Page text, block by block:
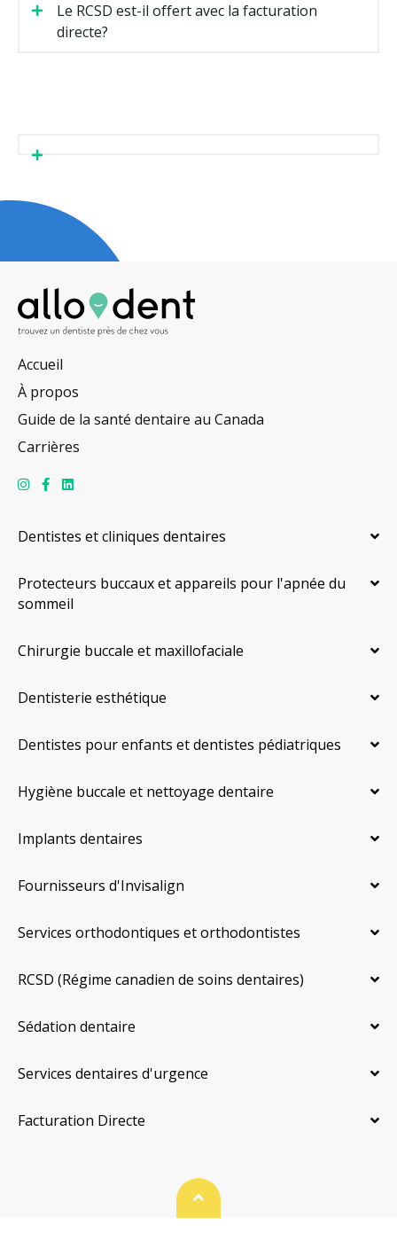
Le RCSD est-il offert avec la facturation
directe?
Accueil
À propos
Guide de la santé dentaire au Canada
Carrières
Dentistes et cliniques dentaires
Protecteurs buccaux et appareils pour l'apnée du
sommeil
Chirurgie buccale et maxillofaciale
Dentisterie esthétique
Dentistes pour enfants et dentistes pédiatriques
Hygiène buccale et nettoyage dentaire
Implants dentaires
Fournisseurs d'Invisalign
Services orthodontiques et orthodontistes
RCSD (Régime canadien de soins dentaires)
Sédation dentaire
Services dentaires d'urgence
Facturation Directe
Haut de page